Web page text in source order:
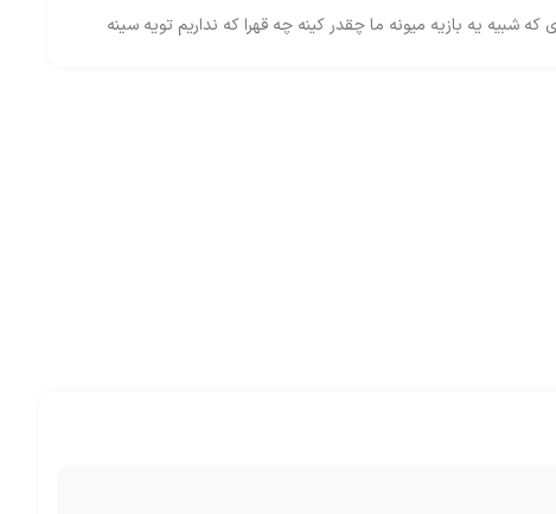
که شبیه یه بازیه میونه ما چقدر کینه چه قهرا که نداریم تویه سینه